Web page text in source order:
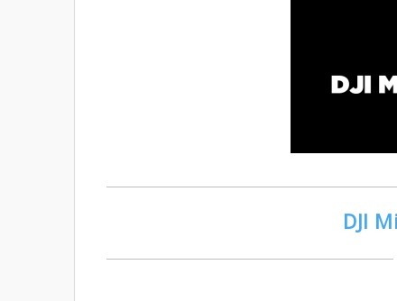
DJI